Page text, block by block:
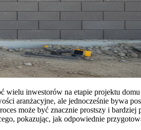
inwestorów na etapie projektu
aranżacyjne, ale jednocześnie bywa
może być znacznie prostszy i
pokazując, jak odpowiednie